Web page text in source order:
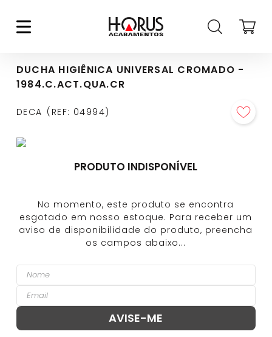
DUCHA HIGIÊNICA UNIVERSAL CROMADO -
1984.C.ACT.QUA.CR
DECA REF: 04994
PRODUTO INDISPONÍVEL